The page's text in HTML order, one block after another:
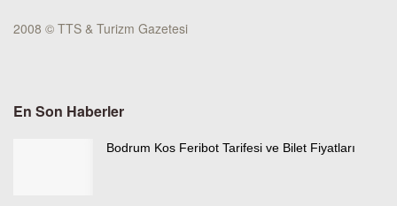
2008 © TTS & Turizm Gazetesi
En Son Haberler
Bodrum Kos Feribot Tarifesi ve Bilet Fiyatları